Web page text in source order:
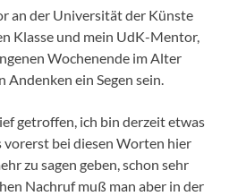
an der Universität der Künste
Klasse und mein UdK-Mentor,
Wochenende im Alter
Andenken ein Segen sein.
getroffen, ich bin derzeit etwas
vorerst bei diesen Worten hier
zu sagen geben, schon sehr
Nachruf muß man aber in der